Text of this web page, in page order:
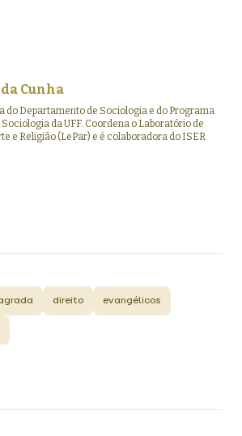
Cunha
do Departamento de Sociologia e do Programa
da UFF. Coordena o Laboratório de
e Religião (LePar) e é colaboradora do ISER
direito evangélicos